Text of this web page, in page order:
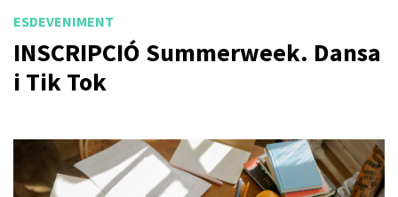
ESDEVENIMENT
INSCRIPCIÓ Summerweek. Dansa
i Tik Tok